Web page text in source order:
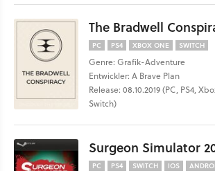
The Bradwell
PC PS4 XBOX ONE SWITCH
Genre: Grafik-Adventure
Entwickler: A Brave Plan
Release: 08.10.2019 (PC, PS4,
Switch)
Surgeon Simulator
PC PS4 SWITCH IOS